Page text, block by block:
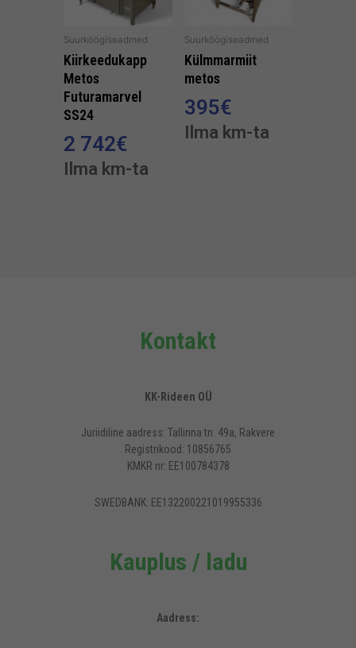
Suurköögiseadmed
Kiirkeedukapp
Metos
Futuramarvel
SS24
2 742€
Ilma km-ta
Suurköögiseadmed
Külmmarmiit
metos
395€
Ilma km-ta
Kontakt
KK-Rideen OÜ
Juriidiline aadress: Tallinna tn. 49a, Rakvere
Registrikood: 10856765
KMKR nr: EE100784378
SWEDBANK: EE132200221019955336
Kauplus / ladu
Aadress: